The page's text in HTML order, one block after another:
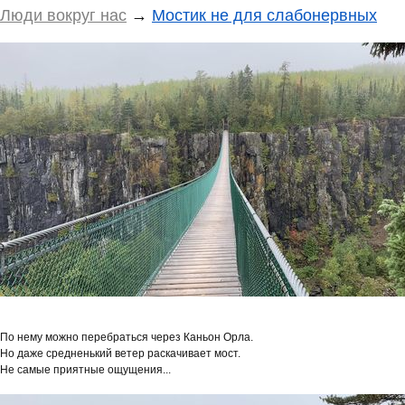
Люди вокруг нас → Мостик не для слабонервных
По нему можно перебраться через Каньон Орла.
Но даже средненький ветер раскачивает мост.
Не самые приятные ощущения...